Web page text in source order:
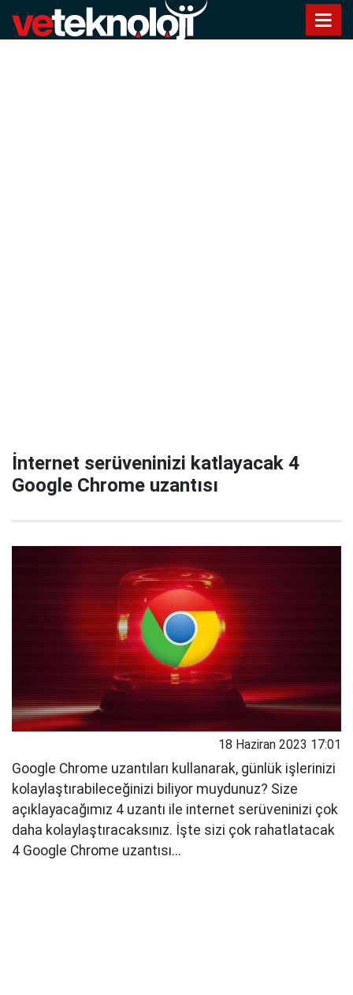
İnternet serüveninizi katlayacak 4
Google Chrome uzantısı
18 Haziran 2023 17:01
Google Chrome uzantıları kullanarak, günlük işlerinizi
kolaylaştırabileceğinizi biliyor muydunuz? Size
açıklayacağımız 4 uzantı ile internet serüveninizi çok
daha kolaylaştıracaksınız. İşte sizi çok rahatlatacak
4 Google Chrome uzantısı...